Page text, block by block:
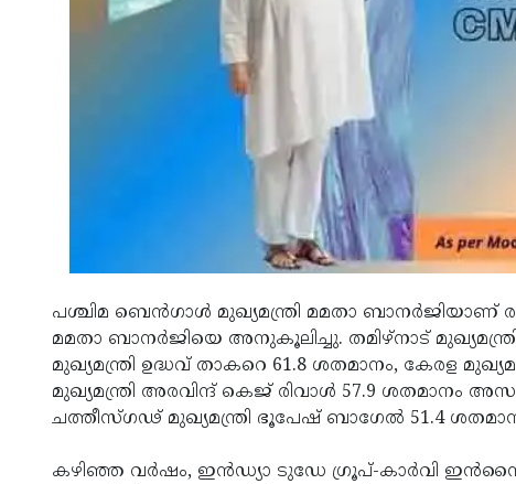
പശ്ചിമ ബെന്‍ഗാള്‍ മുഖ്യമന്ത്രി മമതാ ബാനര്‍ജിയാണ്
മമതാ ബാനര്‍ജിയെ അനുകൂലിച്ചു. തമിഴ്‌നാട്
മുഖ്യമന്ത്രി ഉദ്ധവ് താകറെ 61.8 ശതമാനം, കേരള
മുഖ്യമന്ത്രി അരവിന്ദ് കെജ് രിവാള്‍ 57.9 ശതമാനം
ചത്തീസ്ഗഢ് മുഖ്യമന്ത്രി ഭൂപേഷ് ബാഗേല്‍ 51.4
കഴിഞ്ഞ വര്‍ഷം, ഇന്‍ഡ്യാ ടുഡേ ഗ്രൂപ്-കാര്‍വി